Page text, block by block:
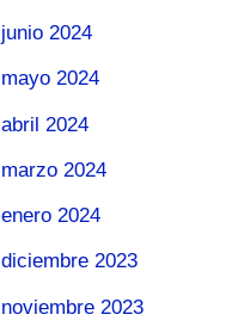
junio 2024
mayo 2024
abril 2024
marzo 2024
enero 2024
diciembre 2023
noviembre 2023